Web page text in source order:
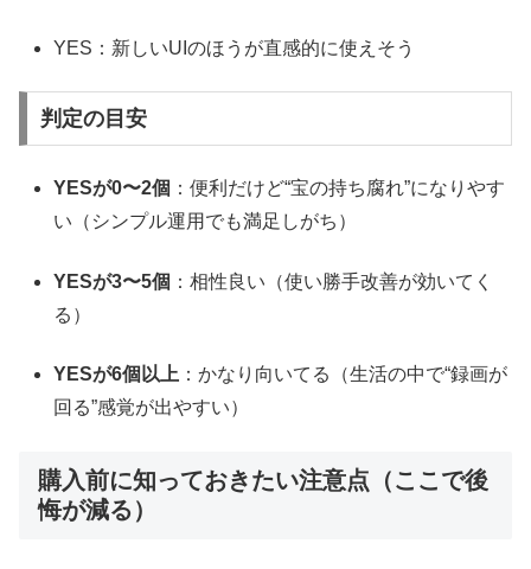
YES：新しいUIのほうが直感的に使えそう
判定の目安
YESが0〜2個 ：便利だけど“宝の持ち腐れ”になりやす
い（シンプル運用でも満足しがち）
YESが3〜5個 ：相性良い（使い勝手改善が効いてく
る）
YESが6個以上 ：かなり向いてる（生活の中で“録画が
回る”感覚が出やすい）
購入前に知っておきたい注意点（ここで後
悔が減る）